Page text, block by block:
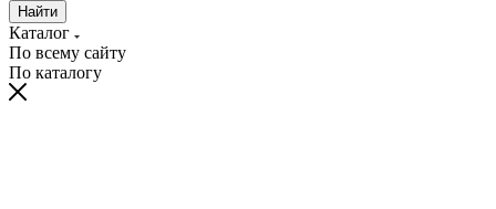
Найти
Каталог
По всему сайту
По каталогу